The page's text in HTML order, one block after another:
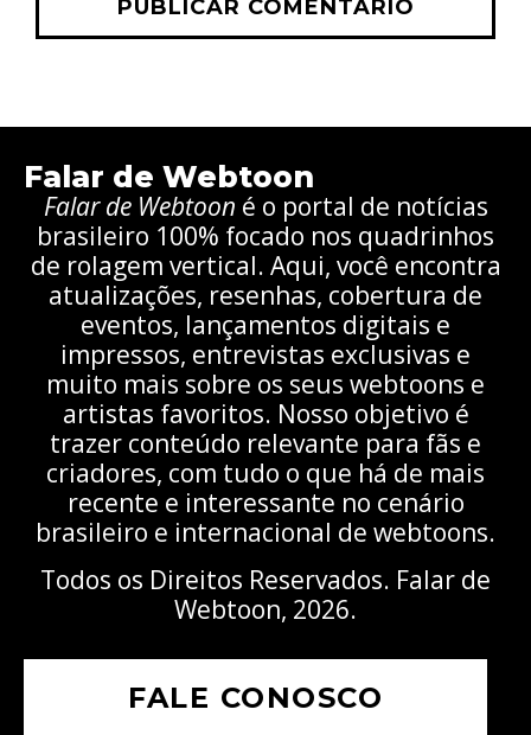
Falar de Webtoon
Falar de Webtoon é o portal de notícias
brasileiro 100% focado nos quadrinhos
de rolagem vertical. Aqui, você encontra
atualizações, resenhas, cobertura de
eventos, lançamentos digitais e
impressos, entrevistas exclusivas e
muito mais sobre os seus webtoons e
artistas favoritos. Nosso objetivo é
trazer conteúdo relevante para fãs e
criadores, com tudo o que há de mais
recente e interessante no cenário
brasileiro e internacional de webtoons.
Todos os Direitos Reservados. Falar de
Webtoon, 2026.
FALE CONOSCO